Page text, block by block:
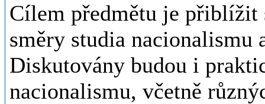
Cílem předmětu je přiblížit
směry studia
Diskutovány budou i
nacionalismu, včetně